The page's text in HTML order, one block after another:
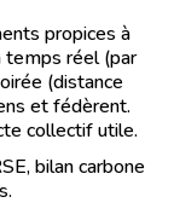
propices à
temps réel (par
(distance
et fédèrent.
collectif utile.
bilan carbone